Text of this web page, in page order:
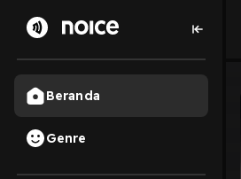
Beranda
Genre